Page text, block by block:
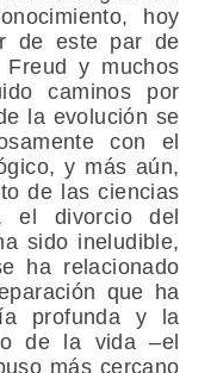
hoy
de este par de
y muchos
caminos por
la evolución se
con el
y más aún,
de las ciencias
el divorcio del
sido ineludible,
ha relacionado
que ha
profunda y la
de la vida –el
más cercano